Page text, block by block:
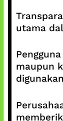
utama
maupun